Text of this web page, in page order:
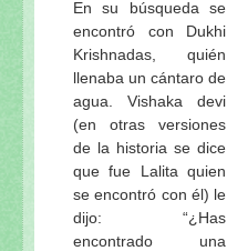
En su búsqueda se
encontró con Dukhi
Krishnadas, quién
llenaba un cántaro de
agua. Vishaka devi
(en otras versiones
de la historia se dice
que fue Lalita quien
se encontró con él) le
dijo: “¿Has
encontrado una